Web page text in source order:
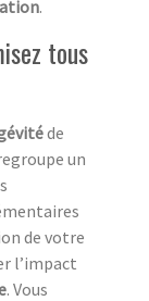
.
tous
de
un
de votre
l’impact
. Vous